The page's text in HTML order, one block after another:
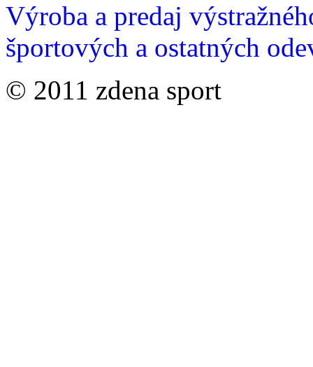
Výroba a predaj
športových a ostatných
© 2011 zdena sport